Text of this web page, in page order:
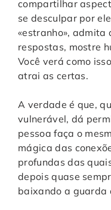
compartilhar
se desculpar por
«estranho», admita
respostas, mostre
Você verá como
atrai as certas.
A verdade é que,
vulnerável, dá
pessoa faça o
mágica das
profundas das
depois quase
baixando a guarda